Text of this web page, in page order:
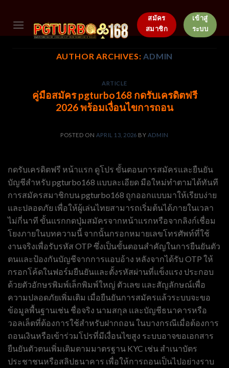
content
สมัคร
สมาชิก
เข้าสู่
ระบบ
AUTHOR ARCHIVES:ADMIN
ARTICLE
คู่มือสมัคร pgturbo168 กดรับเครดิตฟรี
2026 พร้อมเงื่อนไขการถอน
POSTED ON APRIL 13, 2026 BY ADMIN
กดรับเครดิตฟรี หน้าแรก ดูโปร ขั้นตอนการสมัครและยืนยัน
บัญชีสำหรับ pgturbo168 แบบละเอียด มือใหม่ทำตามได้ทันที
การสมัครสมาชิกบน pgturbo168 ถูกออกแบบมาให้เรียบง่าย
และปลอดภัย เพื่อให้ผู้เล่นไทยสามารถเริ่มต้นได้ภายในเวลา
ไม่กี่นาที ขั้นแรกกดปุ่มสมัครจากหน้าแรกหรือจากลิงก์เชื่อม
โยงภายในบทความนี้ จากนั้นกรอกหมายเลขโทรศัพท์ที่ใช้
งานจริงเพื่อรับรหัส OTP ซึ่งเป็นขั้นตอนสำคัญในการยืนยันตัว
ตนและป้องกันบัญชีจากการแอบอ้าง หลังจากได้รับ OTP ให้
กรอกโค้ดในฟอร์มยืนยันและตั้งรหัสผ่านที่แข็งแรง ประกอบ
ด้วยตัวอักษรพิมพ์เล็กพิมพ์ใหญ่ ตัวเลข และสัญลักษณ์เพื่อ
ความปลอดภัยเพิ่มเติม เมื่อยืนยันการสมัครแล้วระบบจะขอ
ข้อมูลพื้นฐานเช่น ชื่อจริง นามสกุล และบัญชีธนาคารหรือ
วอลเล็ตที่ต้องการใช้สำหรับฝากถอน ในบางกรณีเมื่อต้องการ
ถอนเงินหรือเข้าร่วมโปรที่มีเงื่อนไขสูง ระบบอาจขอเอกสาร
ยืนยันตัวตนเพิ่มเติมตามมาตรฐาน KYC เช่น สำเนาบัตร
ประชาชนหรือสลิปธนาคาร เพื่อให้การถอนเป็นไปอย่างราบ